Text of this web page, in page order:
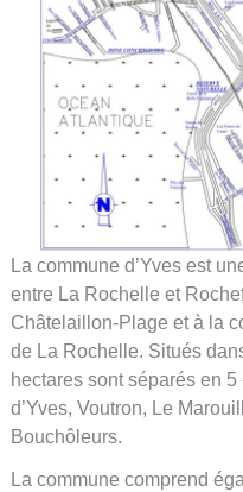
La commune d’Yves est
entre La Rochelle et
Châtelaillon-Plage et à la
de La Rochelle. Situés
hectares sont séparés en
d’Yves, Voutron, Le
Bouchôleurs.
La commune comprend